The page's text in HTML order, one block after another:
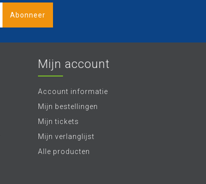
Abonneer
Mijn account
Account informatie
Mijn bestellingen
Mijn tickets
Mijn verlanglijst
Alle producten